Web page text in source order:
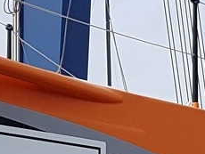
05 Mai
Classe
Un